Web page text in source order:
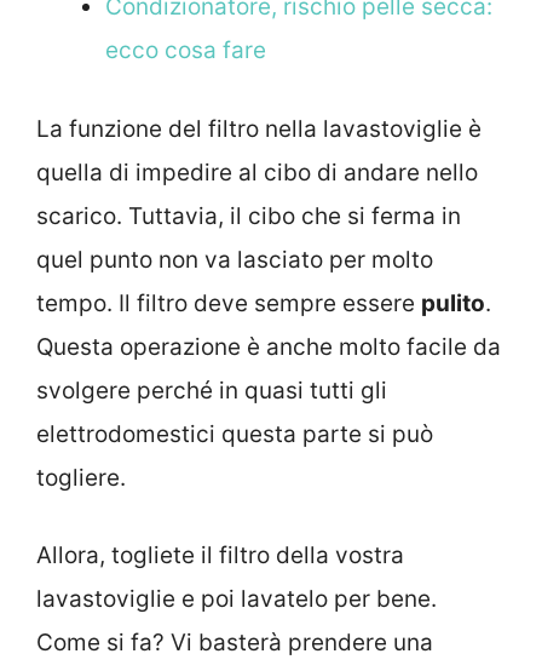
Condizionatore, rischio pelle secca:
ecco cosa fare
La funzione del filtro nella lavastoviglie è
quella di impedire al cibo di andare nello
scarico. Tuttavia, il cibo che si ferma in
quel punto non va lasciato per molto
tempo. Il filtro deve sempre essere pulito.
Questa operazione è anche molto facile da
svolgere perché in quasi tutti gli
elettrodomestici questa parte si può
togliere.
Allora, togliete il filtro della vostra
lavastoviglie e poi lavatelo per bene.
Come si fa? Vi basterà prendere una